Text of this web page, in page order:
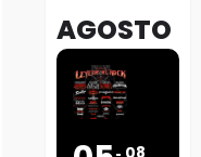
AGOSTO